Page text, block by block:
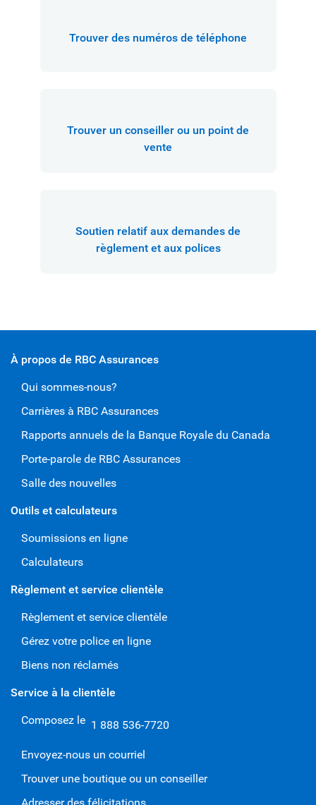
Trouver des numéros de téléphone
Trouver un conseiller ou un point de
vente
Soutien relatif aux demandes de
règlement et aux polices
À propos de RBC Assurances
Qui sommes-nous?
Carrières à RBC Assurances
Rapports annuels de la Banque Royale du Canada
Porte-parole de RBC Assurances
Salle des nouvelles
Outils et calculateurs
Soumissions en ligne
Calculateurs
Règlement et service clientèle
Règlement et service clientèle
Gérez votre police en ligne
Biens non réclamés
Service à la clientèle
Composez le 1 888 536-7720
Envoyez-nous un courriel
Trouver une boutique ou un conseiller